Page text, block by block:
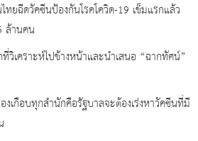
คซีนป้องกันโรคโควิด-19 เข็มแรกแล้ว
ล้านคน
าะห์ไปข้างหน้าและนำเสนอ “ฉากทัศน์”
บทุกสำนักคือรัฐบาลจะต้องเร่งหาวัคซีนที่มี